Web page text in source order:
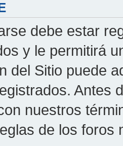
debe estar
y le permitirá
del Sitio puede
Antes
nuestros
de los foros